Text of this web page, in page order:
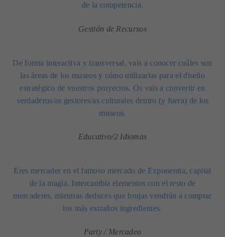
de la competencia.
Gestión de Recursos
De forma interactiva y transversal, vais a conocer cuáles son
las áreas de los museos y cómo utilizarlas para el diseño
estratégico de vuestros proyectos. Os vais a convertir en
verdaderos/as gestores/as culturales dentro (y fuera) de los
museos.
Educativo/2 Idiomas
Eres mercader en el famoso mercado de Exponentia, capital
de la magia. Intercambia elementos con el resto de
mercaderes, mientras deduces que brujas vendrán a comprar
los más extraños ingredientes.
Party / Mercadeo